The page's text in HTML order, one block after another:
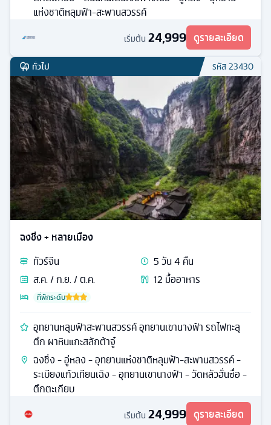
แห่งชาติหลุมฟ้า-สะพานสวรรค์
เริ่มต้น 24,999 ดูรายละเอียด
ทั่วไป รหัส23430
ฉงชิ่ง + หลายเมือง
ทัวร์จีน 5วัน4 คืน
ส.ค. / ก.ย. / ต.ค.
12 มื้ออาหาร
ที่พักระดับ
อุทยานหลุมฟ้าสะพานสวรรค์ อุทยานเขานางฟ้า รถไฟทะลุ
ตึก ผาหินแกะสลักต้าจู๋
ฉงชิ่ง - อู่หลง - อุทยานแห่งชาติหลุมฟ้า-สะพานสวรรค์ -
ระเบียงแก้วเทียนเฉิง - อุทยานเขานางฟ้า - วัดหลัวฮั่นซื่อ -
ตึกตะเกียบ
เริ่มต้น 24,999 ดูรายละเอียด